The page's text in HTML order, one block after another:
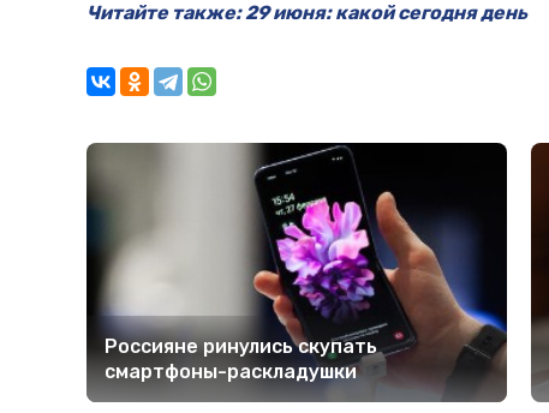
Читайте также: 29 июня: какой сегодня день
Россияне ринулись скупать
смартфоны-раскладушки